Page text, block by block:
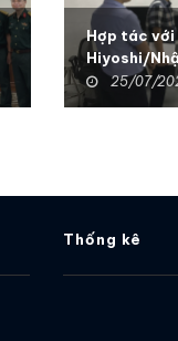
Hợp tác với
Hiyoshi/
25/07/
Thống kê